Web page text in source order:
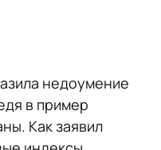
недоумение
в пример
Как заявил